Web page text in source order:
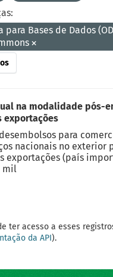
para Bases de Dados
na modalidade pós-
exportações
para
nacionais no exterior
exportações (país
mil
ter acesso a esses
da API).